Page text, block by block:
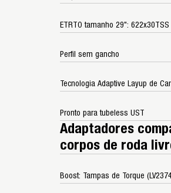
ETRTO tamanho 29": 622x30TSS
Perfil sem gancho
Tecnologia Adaptive Layup de
Pronto para tubeless UST
Adaptadores
corpos de roda
Boost: Tampas de Torque